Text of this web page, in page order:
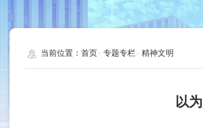
当前位置： 首页 专题专栏 精神文明
以